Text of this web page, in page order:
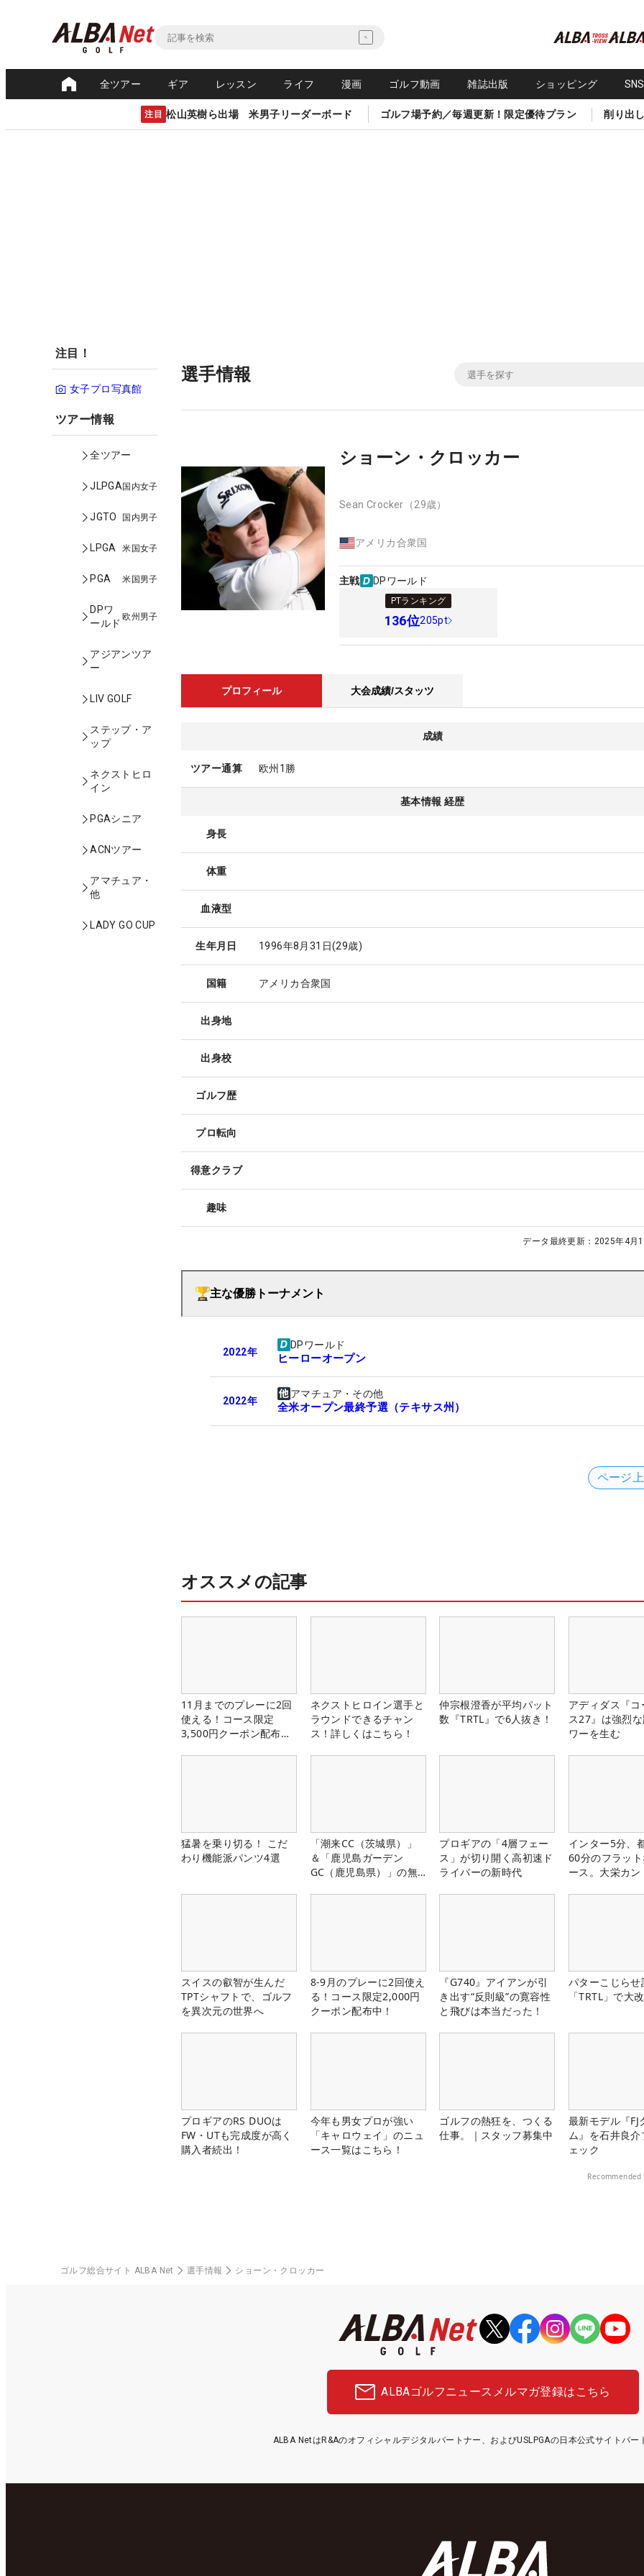
全ツアー ギア レッスン ライフ 漫画 ゴルフ動画 雑誌出版 ショッピング
注目 松山英樹ら出場 米男子リーダーボード ゴルフ場予約／毎週更新！限定優待プラン 削り出
注目！
女子プロ写真館
ツアー情報
全ツアー
JLPGA国内女子
JGTO 国内男子
LPGA 米国女子
PGA 米国男子
DPワ
ールド
欧州男子
アジアンツア
ー
LIV GOLF
ステップ・ア
ップ
ネクストヒロ
イン
PGAシニア
ACNツアー
アマチュア・
他
LADY GO CUP
選手情報
ショーン・クロッカー
Sean Crocker （29歳）
アメリカ合衆国
主戦 DPワールド
PTランキング
136位205pt
プロフィール 大会成績/スタッツ
成績
ツアー通算 欧州1勝
基本情報 経歴
身長
体重
血液型
生年月日 1996年8月31日(29歳)
国籍 アメリカ合衆国
出身地
出身校
ゴルフ歴
プロ転向
得意クラブ
趣味
データ最終更新： 2025年4月
主な優勝トーナメント
2022年
DPワールド
ヒーローオープン
2022年
アマチュア・その他
全米オープン最終予選（テキサス州）
ページ
オススメの記事
11月までのプレーに2回
使える！コース限定
3,500円クーポン配布
ネクストヒロイン選手と
ラウンドできるチャン
ス！詳しくはこちら！
仲宗根澄香が平均パット
数『TRTL』で6人抜き！
アディダス『
ス27』は強烈
ワーを生む
猛暑を乗り切る！ こだ
わり機能派パンツ4選
「潮来CC（茨城県）」
＆「鹿児島ガーデン
GC（鹿児島県）」の無
プロギアの「4層フェー
ス」が切り開く高初速ド
ライバーの新時代
インター5分、
60分のフラッ
ース。大栄カ
スイスの叡智が生んだ
TPTシャフトで、ゴルフ
を異次元の世界へ
8-9月のプレーに2回使え
る！コース限定2,000円
クーポン配布中！
『G740』アイアンが引
き出す“反則級”の寛容性
と飛びは本当だった！
パターこじらせ
「TRTL」で大
プロギアのRS DUOは
FW・UTも完成度が高く
購入者続出！
今年も男女プロが強い
「キャロウェイ」のニュ
ース一覧はこちら！
ゴルフの熱狂を、つくる
仕事。｜スタッフ募集中
最新モデル『FJ
ム』を石井良
ェック
Recommended
ゴルフ総合サイト ALBA Net 選手情報 ショーン・クロッカー
ALBAゴルフニュース メルマガ登録はこちら
ALBA NetはR&Aのオフィシャルデジタルパートナー、およびUSLPGAの日本公式サイトパー